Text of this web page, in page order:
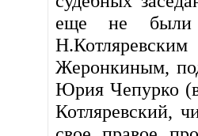
еще не были
Жеронкиным,
Юрия Чепурко
Котляревский,